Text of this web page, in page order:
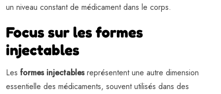
un niveau constant de médicament dans le corps.
Focus sur les formes
injectables
Les formes injectablesreprésentent une autre dimension
essentielle des médicaments, souvent utilisés dans des